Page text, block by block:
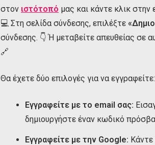
στον ιστότοπό μας και κάντε κλικ στην
💻 Στη σελίδα σύνδεσης, επιλέξτε
σύνδεσης. 👇 Ή μεταβείτε απευθείας σε
🔗
Θα έχετε δύο επιλογές για να εγγραφείτε:
Εγγραφείτε με το email σας:
δημιουργήστε έναν κωδικό
Εγγραφείτε με την Google: Κάντε